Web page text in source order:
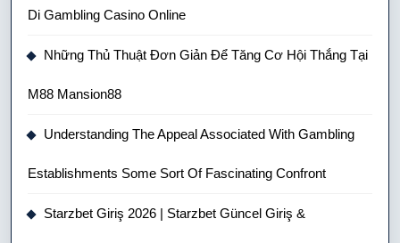
Di Gambling Casino Online
Những Thủ Thuật Đơn Giản Để Tăng Cơ Hội Thắng Tại
M88 Mansion88
Understanding The Appeal Associated With Gambling
Establishments Some Sort Of Fascinating Confront
Starzbet Giriş 2026 | Starzbet Güncel Giriş &